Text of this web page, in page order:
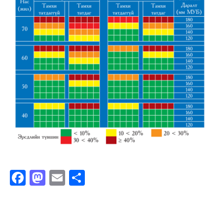
Facebook
Mastodon
Email